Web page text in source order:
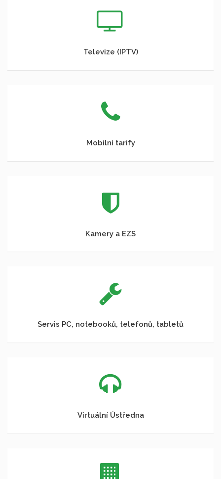
Televize (IPTV)
Mobilní tarify
Kamery a EZS
Servis PC, notebooků, telefonů, tabletů
Virtuální Ústředna